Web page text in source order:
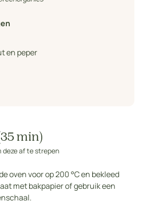
en peper
min)
deze af te strepen
oven voor op 200 °C en bekleed
met bakpapier of gebruik een